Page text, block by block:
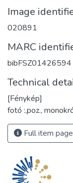
Image
020891
MARC
bibFSZ01426594
Technical
[Fénykép]
fotó :,poz.,
Full item page